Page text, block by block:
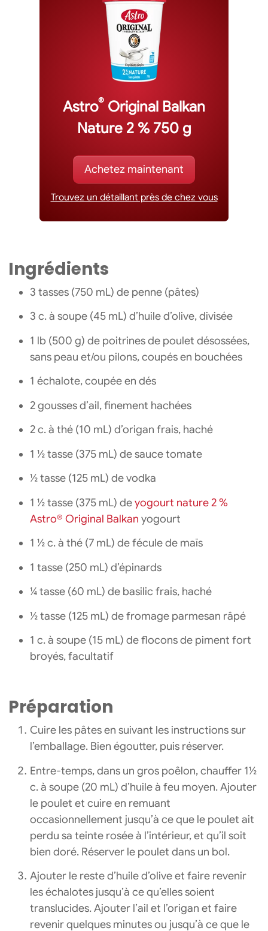
Astro® Original Balkan
Nature 2 % 750 g
Achetez maintenant
Trouvez un détaillant près de chez vous
Ingrédients
3 tasses (750 mL) de penne (pâtes)
3 c. à soupe (45 mL) d’huile d’olive, divisée
1 lb (500 g) de poitrines de poulet désossées,
sans peau et/ou pilons, coupés en bouchées
1 échalote, coupée en dés
2 gousses d’ail, finement hachées
2 c. à thé (10 mL) d’origan frais, haché
1 ½ tasse (375 mL) de sauce tomate
½ tasse (125 mL) de vodka
1 ½ tasse (375 mL) deyogourt nature 2 %
Astro® Original Balkan yogourt
1 ½ c. à thé (7 mL) de fécule de maïs
1 tasse (250 mL) d’épinards
¼ tasse (60 mL) de basilic frais, haché
½ tasse (125 mL) de fromage parmesan râpé
1 c. à soupe (15 mL) de flocons de piment fort
broyés, facultatif
Préparation
Cuire les pâtes en suivant les instructions sur
l’emballage. Bien égoutter, puis réserver.
Entre-temps, dans un gros poêlon, chauffer 1½
c. à soupe (20 mL) d’huile à feu moyen. Ajouter
le poulet et cuire en remuant
occasionnellement jusqu’à ce que le poulet ait
perdu sa teinte rosée à l’intérieur, et qu’il soit
bien doré. Réserver le poulet dans un bol.
Ajouter le reste d’huile d’olive et faire revenir
les échalotes jusqu’à ce qu’elles soient
translucides. Ajouter l’ail et l’origan et faire
revenir quelques minutes ou jusqu’à ce que le